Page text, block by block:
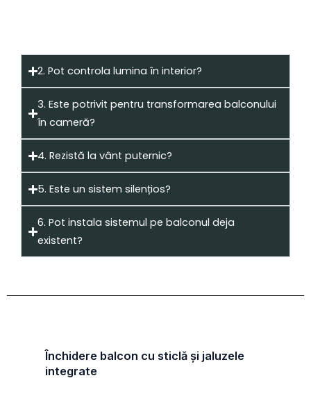
2. Pot controla lumina în interior?
3. Este potrivit pentru transformarea balconului
în cameră?
4. Rezistă la vânt puternic?
5. Este un sistem silențios?
6. Pot instala sistemul pe balconul deja
existent?
Închidere balcon cu sticlă și jaluzele
integrate